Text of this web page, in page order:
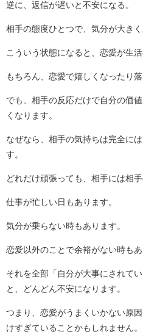
逆に、返信が遅いと不安になる。
相手の態度ひとつで、気分が大きく
こういう状態になると、恋愛が生
もちろん、恋愛で嬉しくなったり
でも、相手の反応だけで自分の価
くなります。
なぜなら、相手の気持ちは完全に
す。
どれだけ頑張っても、相手には相
仕事が忙しい日もあります。
気分が乗らない時もあります。
恋愛以外のことで余裕がない時もあ
それを全部「自分が大事にされて
と、どんどん不安になります。
つまり、恋愛がうまくいかない原
けすぎていることかもしれません。